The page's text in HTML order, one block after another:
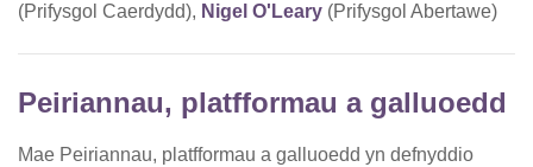
(Prifysgol Caerdydd), Nigel O'Leary (Prifysgol Abertawe)
Peiriannau, platfformau a galluoedd
Mae Peiriannau, platfformau a galluoedd yn defnyddio